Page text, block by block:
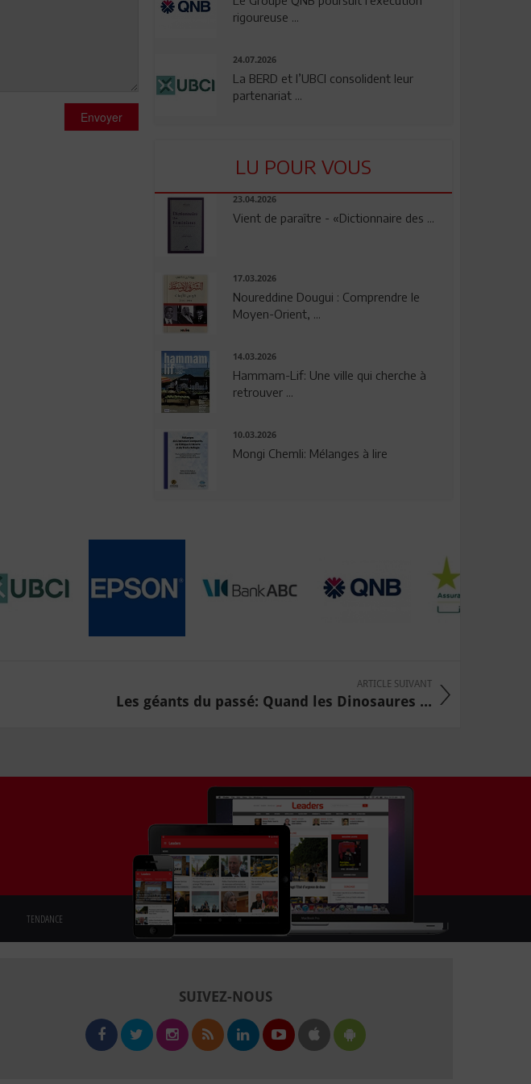
Envoyer
rigoureuse ...
24.07.2026
La BERD et l’UBCI consolident leur
partenariat ...
LU POUR VOUS
23.04.2026
Vient de paraître - «Dictionnaire des ...
17.03.2026
Noureddine Dougui : Comprendre le
Moyen-Orient, ...
14.03.2026
Hammam-Lif: Une ville qui cherche à
retrouver ...
10.03.2026
Mongi Chemli: Mélanges à lire
ARTICLE SUIVANT
Les géants du passé: Quand les Dinosaures ...
TENDANCE
SUIVEZ-NOUS